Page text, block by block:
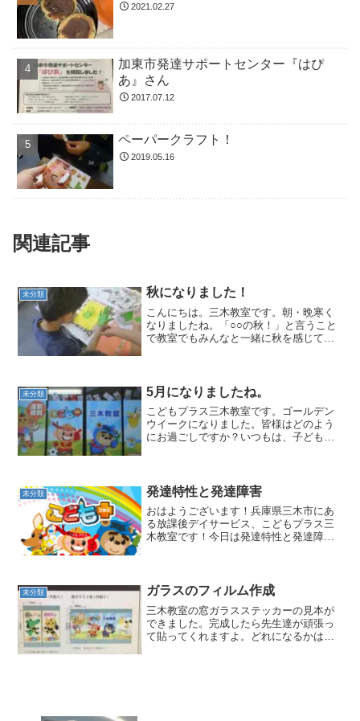
2021.02.27
加東市発達サポートセンター『はぴ
あ』さん
2017.07.12
ペーパークラフト！
2019.05.16
関連記事
未分類 秋になりました！
こんにちは。三木教室です。朝・晩寒く
なりましたね。「○○の秋！」と言うこと
で教室でもみんなと一緒に秋を感じてみ
すよね。(*^-...
未分類 5月になりましたね。
こどもプラス三木教室です。ゴールデン
ウイークになりました。皆様はどのよう
にお過ごしですか？いつもは、子ども達
楽しい時間を過ごしている...
未分類 発達特性と発達障害
おはようございます！兵庫県三木市にあ
る放課後デイサービス、こどもプラス三
木教室です！今日は発達特性と発達障害
持ちを察するのが苦手なこと...
未分類 ガラスのフィルム作成
三木教室の窓ガラスステッカーの見本が
できました。完成したら先生達が頑張っ
て貼ってくれますよ。どれになるかはお